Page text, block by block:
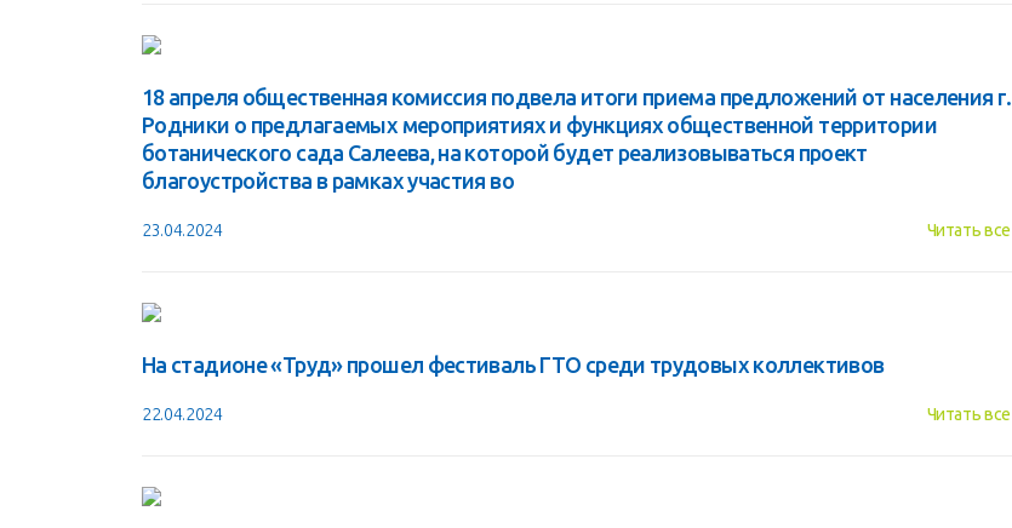
18 апреля общественная комиссия подвела итоги приема предложений от населения г.
Родники о предлагаемых мероприятиях и функциях общественной территории
ботанического сада Салеева, на которой будет реализовываться проект
благоустройства в рамках участия во
23.04.2024 Читать все
На стадионе «Труд» прошел фестиваль ГТО среди трудовых коллективов
22.04.2024 Читать все